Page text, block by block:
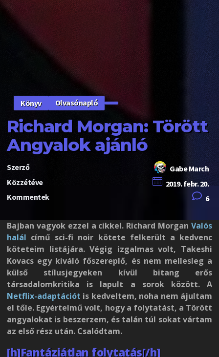
Könyv Olvasónapló
Richard Morgan: Törött
Angyalok ajánló
Szerző
Gabe March
Közzétéve
2019. febr. 20.
Kommentek
6
Bajban vagyok ezzel a cikkel. Richard Morgan Valós
halál című sci-fi noir kötete felkerült a kedvenc
köteteim listájára. Végig izgalmas volt, Takeshi
Kovacs egy kiváló főszereplő, és nem mellesleg a
külső stílusjegyeken kívül bitang erős
társadalomkritika is lapult a sorok között. A
Netflix-adaptációt is kedveltem, noha nem ájultam
el tőle. Egyértelmű volt, hogy a folytatást, a Törött
angyalokat is beszerzem, és talán túl sokat vártam
az első rész után. Csalódtam.
[h]Fantáziátlan folytatás[/h]